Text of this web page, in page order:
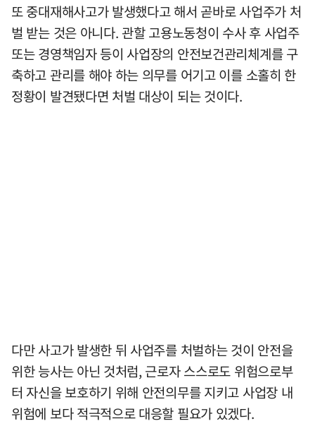
또 중대재해사고가 발생했다고 해서 곧바로 사업주가 처
벌 받는 것은 아니다. 관할 고용노동청이 수사 후 사업주
또는 경영책임자 등이 사업장의 안전보건관리체계를 구
축하고 관리를 해야 하는 의무를 어기고 이를 소홀히 한
정황이 발견됐다면 처벌 대상이 되는 것이다.
다만 사고가 발생한 뒤 사업주를 처벌하는 것이 안전을
위한 능사는 아닌 것처럼, 근로자 스스로도 위험으로부
터 자신을 보호하기 위해 안전의무를 지키고 사업장 내
위험에 보다 적극적으로 대응할 필요가 있겠다.